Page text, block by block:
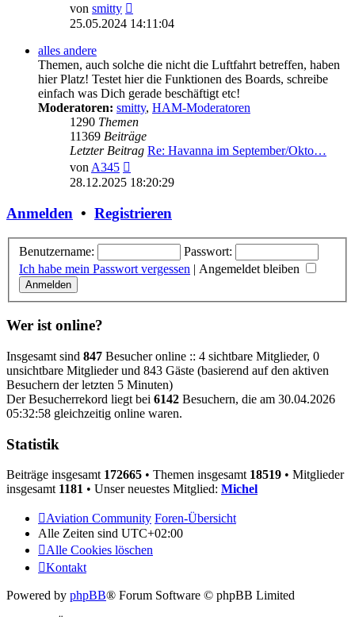
von smitty
Beitrag
25.05.2024 14:11:04
alles andere
Themen, auch solche die nicht die Luftfahrt betreffen, haben
hier Platz! Testet hier die Funktionen des Boards, schreibe
einfach was Dich gerade beschäftigt etc!
Moderatoren: smitty, HAM-Moderatoren
1290 Themen
11369 Beiträge
Letzter Beitrag Re: Havanna im September/Okto…
vonA345
Beitrag
28.12.2025 18:20:29
Anmelden • Registrieren
Benutzername:
Passwort:
Ich habe mein Passwort vergessen | Angemeldet bleiben
Wer ist online?
Insgesamt sind 847 Besucher online :: 4 sichtbare Mitglieder, 0
unsichtbare Mitglieder und 843 Gäste (basierend auf den aktiven
Besuchern der letzten 5 Minuten)
Der Besucherrekord liegt bei 6142 Besuchern, die am 30.04.2026
05:32:58 gleichzeitig online waren.
Statistik
Beiträge insgesamt 172665 • Themen insgesamt 18519 • Mitglieder
insgesamt 1181 • Unser neuestes Mitglied: Michel
Aviation Community Foren-Übersicht
Alle Zeiten sind UTC+02:00
Alle Cookies löschen
Kontakt
Powered by phpBB® Forum Software © phpBB Limited